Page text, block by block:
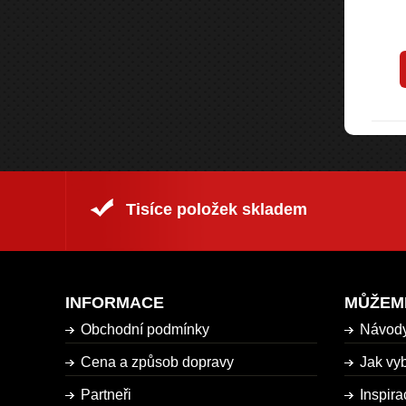
Tisíce položek skladem
INFORMACE
Obchodní podmínky
Cena a způsob dopravy
Partneři
Jak